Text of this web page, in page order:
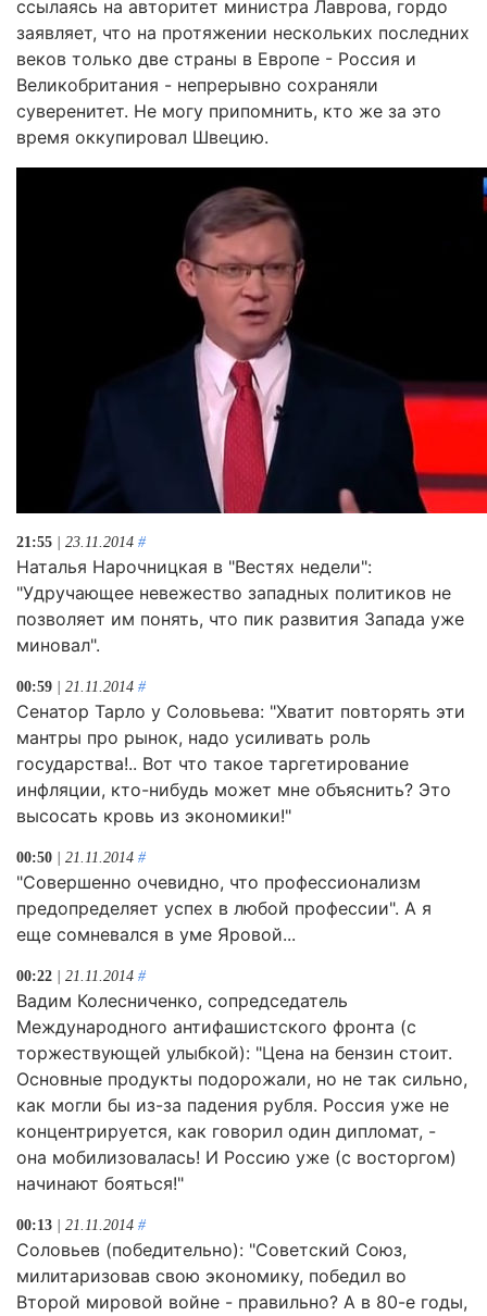
ссылаясь на авторитет министра Лаврова, гордо
заявляет, что на протяжении нескольких последних
веков только две страны в Европе - Россия и
Великобритания - непрерывно сохраняли
суверенитет. Не могу припомнить, кто же за это
время оккупировал Швецию.
21:55 | 23.11.2014 #
Наталья Нарочницкая в "Вестях недели":
"Удручающее невежество западных политиков не
позволяет им понять, что пик развития Запада уже
миновал".
00:59 | 21.11.2014 #
Сенатор Тарло у Соловьева: "Хватит повторять эти
мантры про рынок, надо усиливать роль
государства!.. Вот что такое таргетирование
инфляции, кто-нибудь может мне объяснить? Это
высосать кровь из экономики!"
00:50 | 21.11.2014 #
"Совершенно очевидно, что профессионализм
предопределяет успех в любой профессии". А я
еще сомневался в уме Яровой...
00:22 | 21.11.2014 #
Вадим Колесниченко, сопредседатель
Международного антифашистского фронта (с
торжествующей улыбкой): "Цена на бензин стоит.
Основные продукты подорожали, но не так сильно,
как могли бы из-за падения рубля. Россия уже не
концентрируется, как говорил один дипломат, -
она мобилизовалась! И Россию уже (с восторгом)
начинают бояться!"
00:13 | 21.11.2014 #
Соловьев (победительно): "Советский Союз,
милитаризовав свою экономику, победил во
Второй мировой войне - правильно? А в 80-е годы,